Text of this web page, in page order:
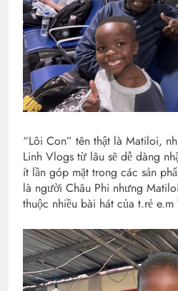
“Lôi Con” tên thật là Matiloi,
Linh Vlogs từ lâu sẽ dễ dàng
ít lần góp mặt trong các sản
là người Châu Phi nhưng
thuộc nhiều bài hát của t.rẻ